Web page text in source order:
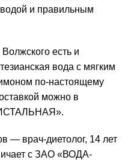
водой и правильным
есть и
вода с мягким
по-настоящему
можно в
— врач-диетолог, 14 лет
с ЗАО «ВОДА-